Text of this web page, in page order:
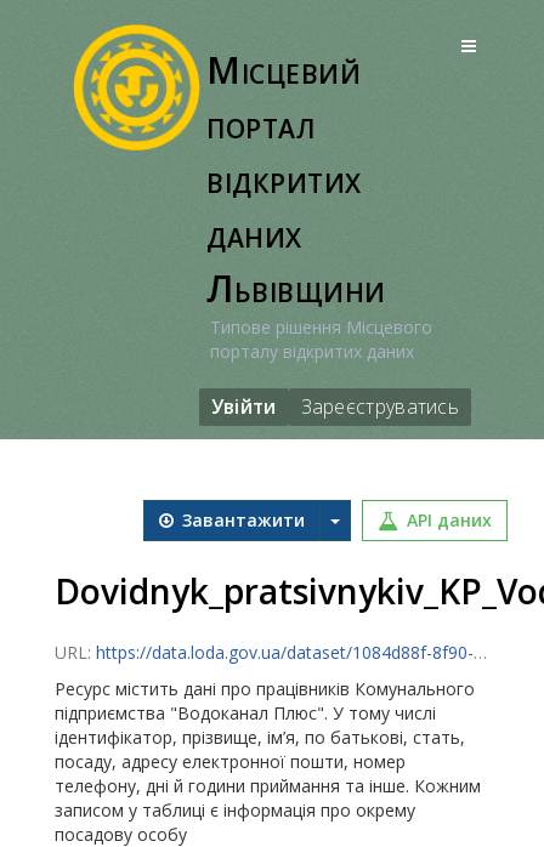
Місцевий
портал
відкритих
даних
Львівщини
Типове рішення Місцевого
порталу відкритих даних
Увійти Зареєструватись
Завантажити API даних
URL: https://data.loda.gov.ua/dataset/1084d88f-8f90-436b-9a81-d8b20e193f98/resource/2fd457ca-e1ad-42d7-bdbc-c81a9c4ef364/download/posts.csv
Ресурс містить дані про працівників Комунального
підприємства "Водоканал Плюс". У тому числі
ідентифікатор, прізвище, ім’я, по батькові, стать,
посаду, адресу електронної пошти, номер
телефону, дні й години приймання та інше. Кожним
записом у таблиці є інформація про окрему
посадову особу